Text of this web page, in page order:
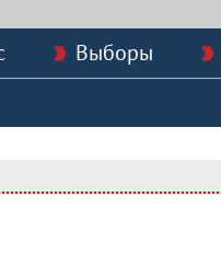
Выборы